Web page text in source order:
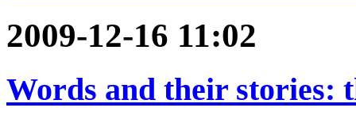
2009-12-16 11:02
Words and their stories: